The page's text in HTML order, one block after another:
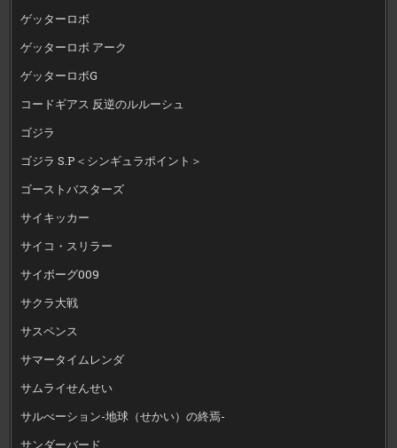
ゲッターロボ
ゲッターロボ アーク
ゲッターロボG
コードギアス 反逆のルルーシュ
ゴジラ
ゴジラ S.P＜シンギュラポイント＞
ゴーストバスターズ
サイキッカー
サイコ・スリラー
サイボーグ009
サクラ大戦
サスペンス
サマータイムレンダ
サムライせんせい
サルべーション-地球（せかい）の終焉-
サンダーバード